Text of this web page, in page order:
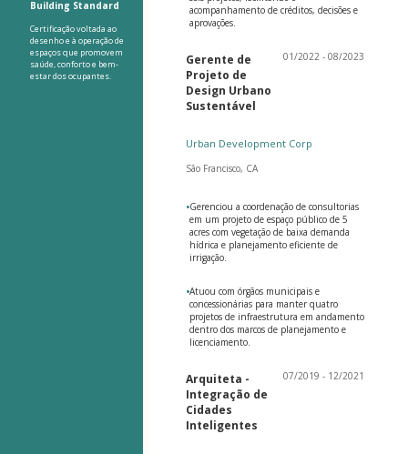
Building Standard
Certificação voltada ao
desenho e à operação de
espaços que promovem
saúde, conforto e bem-
estar dos ocupantes.
acompanhamento de créditos, decisões e
aprovações.
Gerente de
Projeto de
Design Urbano
Sustentável
01/2022 - 08/2023
Urban Development Corp
São Francisco, CA
•Gerenciou a coordenação de consultorias
em um projeto de espaço público de 5
acres com vegetação de baixa demanda
hídrica e planejamento eficiente de
irrigação.
•Atuou com órgãos municipais e
concessionárias para manter quatro
projetos de infraestrutura em andamento
dentro dos marcos de planejamento e
licenciamento.
Arquiteta -
Integração de
Cidades
Inteligentes
07/2019 - 12/2021